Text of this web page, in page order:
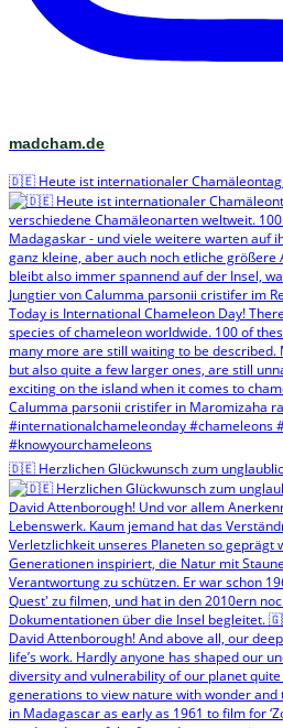
madcham.de
🇩🇪 Heute ist internationaler
🇩🇪 Herzlichen Glückwunsch zum